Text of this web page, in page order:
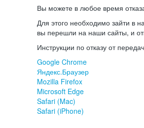
Вы можете в любое время
Для этого необходимо зайти в
вы перешли на наши сайты, и
Инструкции по отказу от
Google Chrome
Яндекс.Браузер
Mozilla Firefox
Microsoft Edge
Safari (Mac)
Safari (iPhone)